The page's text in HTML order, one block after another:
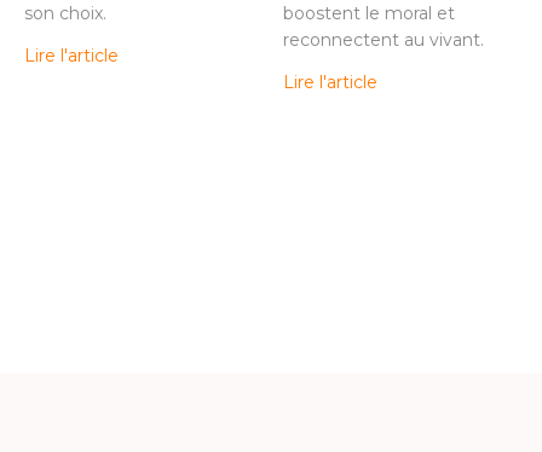
son choix.
Lire l'article
boostent le moral et
reconnectent au vivant.
Lire l'article